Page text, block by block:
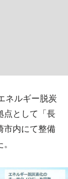
ネルギー脱炭
点として「長
市内にて整備